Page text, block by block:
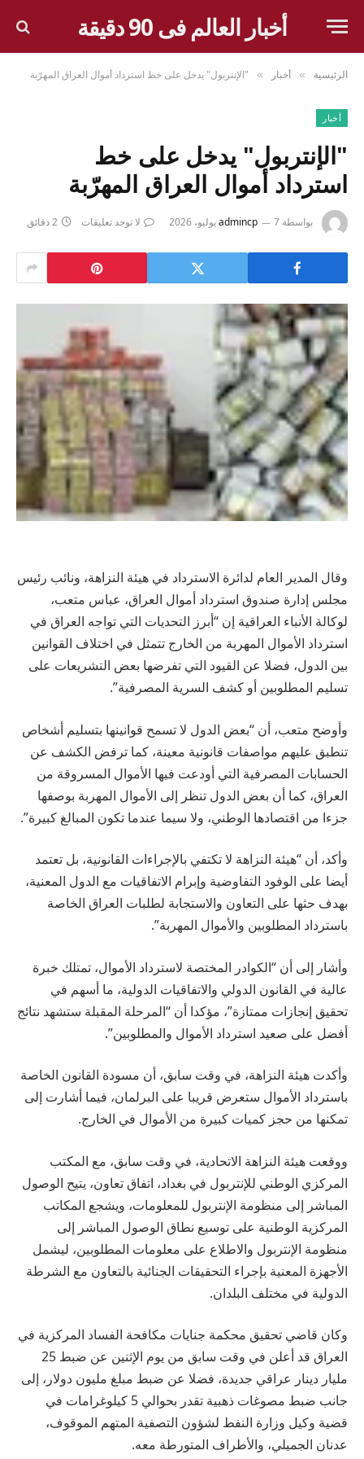
أخبار العالم فى 90 دقيقة
الرئيسية » أخبار » "الإنتربول" يدخل على خط استرداد أموال العراق المهرّبة
أخبار
"الإنتربول" يدخل على خط
استرداد أموال العراق المهرّبة
بواسطة admincp 7 يوليو، 2026 لا توجد تعليقات 2 دقائق
وقال المدير العام لدائرة الاسترداد في هيئة النزاهة، ونائب رئيس
مجلس إدارة صندوق استرداد أموال العراق، عباس متعب،
لوكالة الأنباء العراقية إن “أبرز التحديات التي تواجه العراق في
استرداد الأموال المهربة من الخارج تتمثل في اختلاف القوانين
بين الدول، فضلا عن القيود التي تفرضها بعض التشريعات على
تسليم المطلوبين أو كشف السرية المصرفية”.
وأوضح متعب، أن “بعض الدول لا تسمح قوانينها بتسليم أشخاص
تنطبق عليهم مواصفات قانونية معينة، كما ترفض الكشف عن
الحسابات المصرفية التي أودعت فيها الأموال المسروقة من
العراق، كما أن بعض الدول تنظر إلى الأموال المهربة بوصفها
جزءا من اقتصادها الوطني، ولا سيما عندما تكون المبالغ كبيرة”.
وأكد، أن “هيئة النزاهة لا تكتفي بالإجراءات القانونية، بل تعتمد
أيضا على الوفود التفاوضية وإبرام الاتفاقيات مع الدول المعنية،
بهدف حثها على التعاون والاستجابة لطلبات العراق الخاصة
باسترداد المطلوبين والأموال المهربة”.
وأشار إلى أن “الكوادر المختصة لاسترداد الأموال، تمتلك خبرة
عالية في القانون الدولي والاتفاقيات الدولية، ما أسهم في
تحقيق إنجازات ممتازة”، مؤكدا أن “المرحلة المقبلة ستشهد نتائج
أفضل على صعيد استرداد الأموال والمطلوبين”.
وأكدت هيئة النزاهة، في وقت سابق، أن مسودة القانون الخاصة
باسترداد الأموال ستعرض قريبا على البرلمان، فيما أشارت إلى
تمكنها من حجز كميات كبيرة من الأموال في الخارج.
ووقعت هيئة النزاهة الاتحادية، في وقت سابق، مع المكتب
المركزي الوطني للإنتربول في بغداد، اتفاق تعاون، يتيح الوصول
المباشر إلى منظومة الإنتربول للمعلومات، ويشجع المكاتب
المركزية الوطنية على توسيع نطاق الوصول المباشر إلى
منظومة الإنتربول والاطلاع على معلومات المطلوبين، ليشمل
الأجهزة المعنية بإجراء التحقيقات الجنائية بالتعاون مع الشرطة
الدولية في مختلف البلدان.
وكان قاضي تحقيق محكمة جنايات مكافحة الفساد المركزية في
العراق قد أعلن في وقت سابق من يوم الإثنين عن ضبط 25
مليار دينار عراقي جديدة، فضلا عن ضبط مبلغ مليون دولار، إلى
جانب ضبط مصوغات ذهبية تقدر بحوالي 5 كيلوغرامات في
قضية وكيل وزارة النفط لشؤون التصفية المتهم الموقوف،
عدنان الجميلي، والأطراف المتورطة معه.